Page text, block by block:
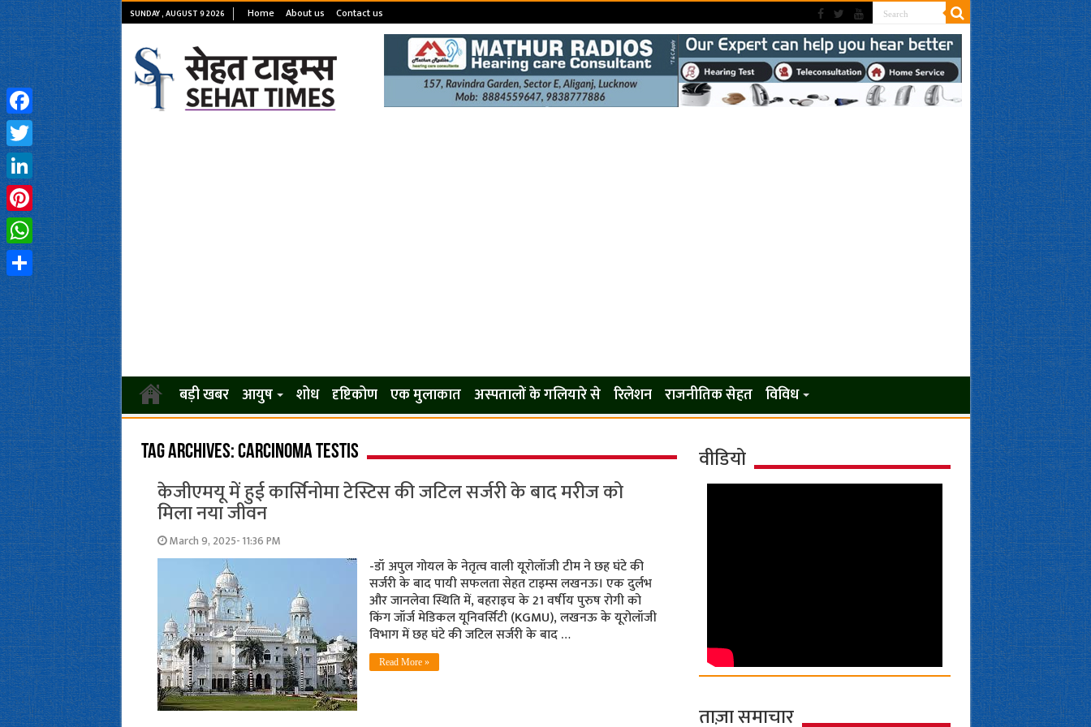
SUNDAY , AUGUST 9 2026 Home About us Contact us
बड़ी खबर आयुष शोध दृष्टिकोण एक मुलाकात अस्पतालों के गलियारे से रिलेशन राजनीतिक सेहत विविध
Tag Archives:carcinoma testis
केजीएमयू में हुई कार्सिनोमा टेस्टिस की जटिल सर्जरी के बाद मरीज को
मिला नया जीवन
March 9, 2025- 11:36 PM
-डॉ अपुल गोयल के नेतृत्व वाली यूरोलॉजी टीम ने छह घंटे की
सर्जरी के बाद पायी सफलता सेहत टाइम्स लखनऊ। एक दुर्लभ
और जानलेवा स्थिति में, बहराइच के 21 वर्षीय पुरुष रोगी को
किंग जॉर्ज मेडिकल यूनिवर्सिटी (KGMU), लखनऊ के यूरोलॉजी
विभाग में छह घंटे की जटिल सर्जरी के बाद …
Read More »
वीडियो
ताज़ा समाचार
Facebook
Twitter
LinkedIn
Pinterest
WhatsApp
Share